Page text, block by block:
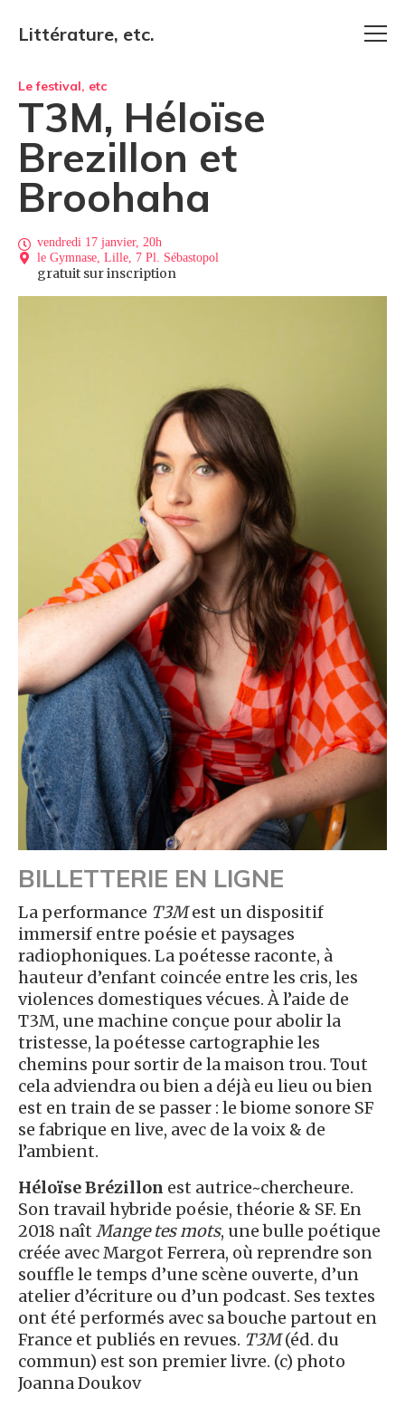
Littérature, etc.
Le festival, etc
T3M, Héloïse
Brezillon et
Broohaha
vendredi 17 janvier, 20h
le Gymnase, Lille, 7 Pl. Sébastopol
gratuit sur inscription
BILLETTERIE EN LIGNE
La performance T3Mest un dispositif
immersif entre poésie et paysages
radiophoniques. La poétesse raconte, à
hauteur d’enfant coincée entre les cris, les
violences domestiques vécues. À l’aide de
T3M, une machine conçue pour abolir la
tristesse, la poétesse cartographie les
chemins pour sortir de la maison trou. Tout
cela adviendra ou bien a déjà eu lieu ou bien
est en train de se passer : le biome sonore SF
se fabrique en live, avec de la voix & de
l’ambient.
Héloïse Brézillon est autrice~chercheure.
Son travail hybride poésie, théorie & SF. En
2018 naît Mange tes mots, une bulle poétique
créée avec Margot Ferrera, où reprendre son
souffle le temps d’une scène ouverte, d’un
atelier d’écriture ou d’un podcast. Ses textes
ont été performés avec sa bouche partout en
France et publiés en revues. T3M(éd. du
commun) est son premier livre. (c) photo
Joanna Doukov